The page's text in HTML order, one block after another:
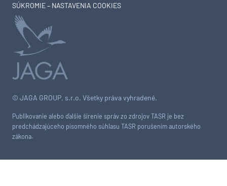
© JAGA GROUP, s.r.o. Všetky práva vyhradené.
Publikovanie alebo ďalšie šírenie správ zo zdrojov TASR je bez
predchádzajúceho písomného súhlasu TASR porušením autorského
zákona.
SÚKROMIE – NASTAVENIA COOKIES